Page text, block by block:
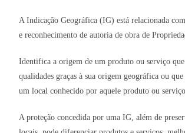
A Indicação Geográfica (IG) está relacionada
e reconhecimento de autoria de obra de
Identifica a origem de um produto ou serviço
qualidades graças à sua origem geográfica ou
um local conhecido por aquele produto ou serviço.
A proteção concedida por uma IG, além de